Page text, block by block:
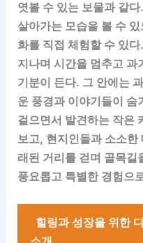
엿볼 수 있는 보물과 같
살아가는 모습을 볼 수
화를 직접 체험할 수 있
지나며 시간을 멈추고 과
기분이 든다. 그 안에는
운 풍경과 이야기들이
걸으면서 발견하는 작은
보고, 현지인들과 소소
래된 거리를 걷며 골목길
풍요롭고 특별한 경험으
힐링과 성장을 위한